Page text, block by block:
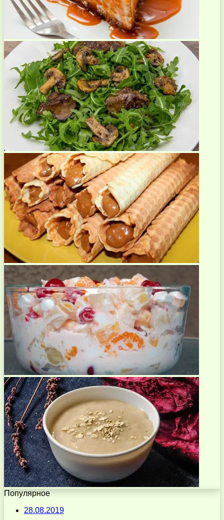
Популярное
28.08.2019